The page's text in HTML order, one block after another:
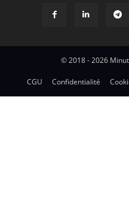
© 2018 - 2026
CGU Confidentialité